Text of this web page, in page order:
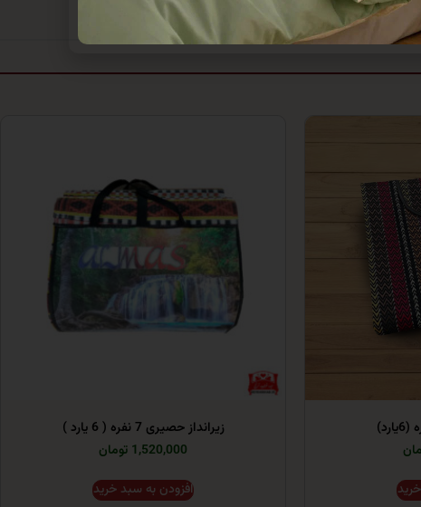
زیرانداز حصیری 7 نفره ( 6 یارد )
1,520,000 تومان
افزودن به سبد خرید